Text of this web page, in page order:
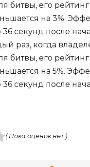
битвы, его рейтинг
на 3%.
секунд после
раз, когда
битвы, его рейтинг
на 5%.
секунд после
( Пока оценок нет )